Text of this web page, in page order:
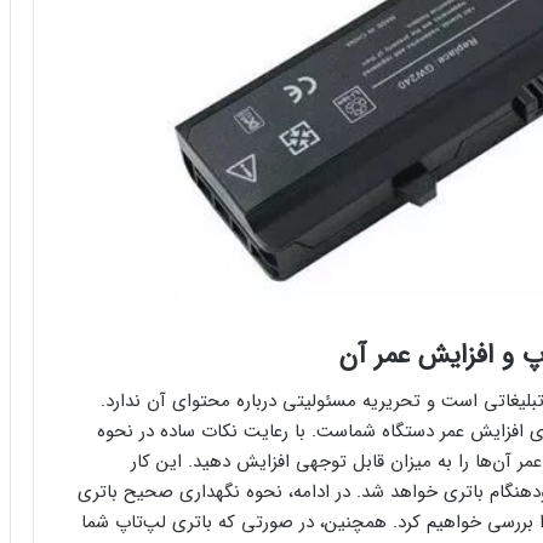
و افزایش عمر آن
افزایش عمر دستگاه شماست. با رعایت نکات ساده در نحوه
آن‌ها را به میزان قابل توجهی افزایش دهید. این کار
باتری خواهد شد. در ادامه، نحوه نگهداری صحیح باتری
بررسی خواهیم کرد. همچنین، در صورتی که باتری لپ‌تاپ شما